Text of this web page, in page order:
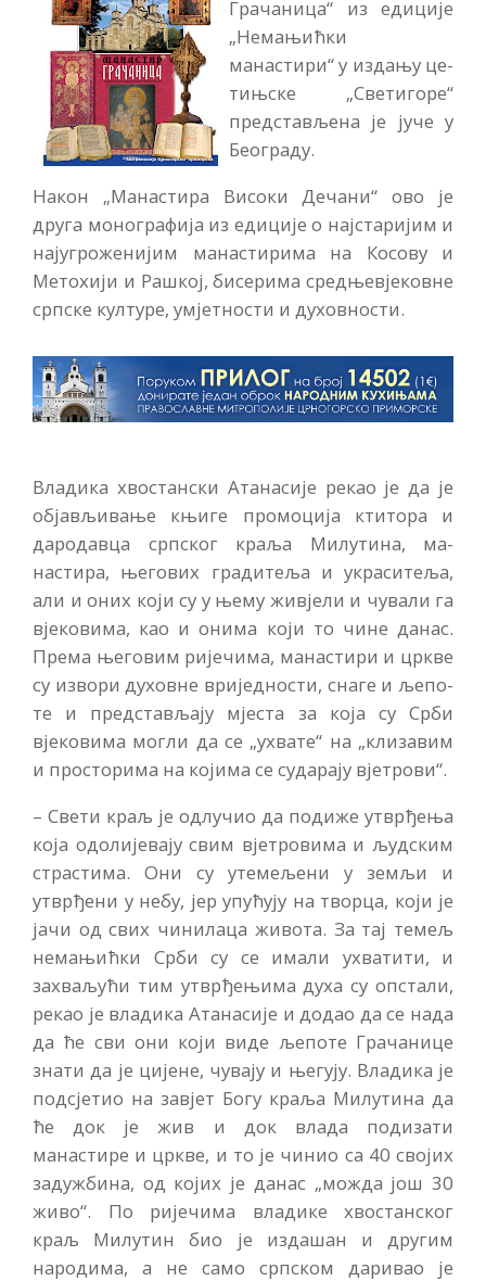
Грачаница“ из едиције
„Нема­њићки
манастири“ у издању це­
тињске „Светигоре“
предста­вљена је јуче у
Београду.
Након „Манастира Високи Дечани“ ово је
друга моногра­фија из едиције о најстаријим и
најугроженијим манастирима на Косову и
Метохији и Рашкој, би­серима средњевјековне
српске културе, умјетности и духовности.
Владика хвостански Атанасије рекао је да је
објављивање књи­ге промоција ктитора и
дародав­ца српског краља Милутина, ма­
настира, његових градитеља и украситеља,
али и оних који су у њему живјели и чували га
вјеко­вима, као и онима који то чине данас.
Према његовим ријечима, манастири и цркве
су извори ду­ховне вриједности, снаге и љепо­
те и представљају мјеста за која су Срби
вјековима могли да се „ухвате“ на „клизавим
и просто­рима на којима се сударају вје­трови“.
– Свети краљ је одлучио да по­диже утврђења
која одолијевају свим вјетровима и људским
стра­стима. Они су утемељени у зе­мљи и
утврђени у небу, јер упућују на творца, који је
јачи од свих чинилаца живота. За тај темељ
немањићки Срби су се има­ли ухватити, и
захваљући тим утврђењима духа су опстали,
ре­као је владика Атанасије и додао да се нада
да ће сви они који ви­де љепоте Грачанице
знати да је цијене, чувају и његују. Владика је
подсјетио на завјет Богу кра­ља Милутина да
ће док је жив и док влада подизати
манастире и цркве, и то је чинио са 40 својих
задужбина, од којих је данас „можда још 30
живо“. По ри­јечима владике хвостанског
краљ Милутин био је издашан и другим
народима, а не само срп­ском даривао је